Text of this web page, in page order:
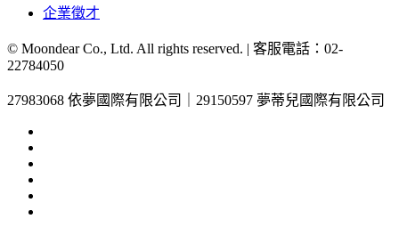
企業徵才
© Moondear Co., Ltd. All rights reserved. | 客服電話： 02-
22784050
27983068 依夢國際有限公司｜29150597 夢蒂兒國際有限公司